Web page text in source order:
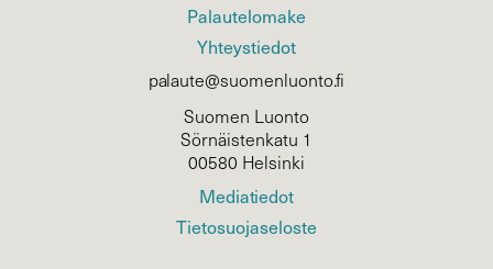
Palautelomake
Yhteystiedot
palaute@suomenluonto.fi
Suomen Luonto
Sörnäistenkatu 1
00580 Helsinki
Mediatiedot
Tietosuojaseloste